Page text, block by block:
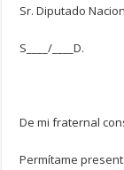
Sr. Diputado
S____/____D.
De mi fraternal
Permítame